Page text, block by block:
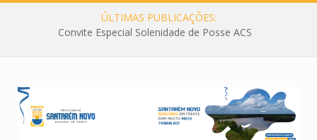
ÚLTIMAS PUBLICAÇÕES:
Convite Especial Solenidade de Posse ACS